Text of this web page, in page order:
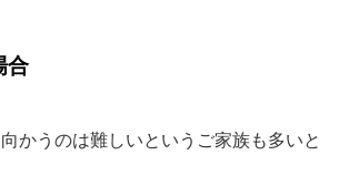
合
かうのは難しいというご家族も多いと